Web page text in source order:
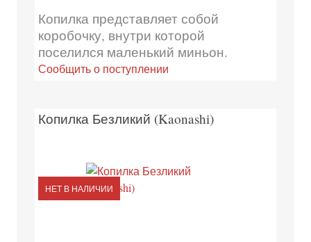
Копилка представляет собой
коробочку, внутри которой
поселился маленький миньон.
Сообщить о поступлении
Копилка Безликий (Kaonashi)
НЕТ В НАЛИЧИИ